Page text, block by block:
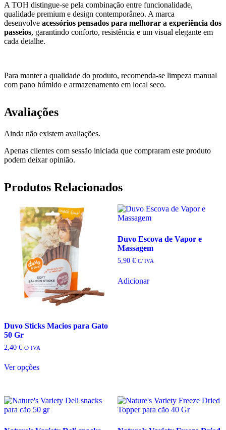
A TOH distingue-se pela combinação entre funcionalidade,
qualidade premium e design contemporâneo. A marca
desenvolve acessórios pensados para melhorar a experiência dos
passeios, garantindo conforto, resistência e um visual elegante em
cada detalhe.
Para manter a qualidade do produto, recomenda-se limpeza manual
com pano húmido e armazenamento em local seco.
Avaliações
Ainda não existem avaliações.
Apenas clientes com sessão iniciada que compraram este produto
podem deixar opinião.
Produtos Relacionados
Duvo Sticks Macios para Gato
50 Gr
2,40 € C/ IVA
Ver opções
has
multiple
variants.
Duvo Escova de Vapor e
Massagem
5,90 € C/ IVA
Adicionar